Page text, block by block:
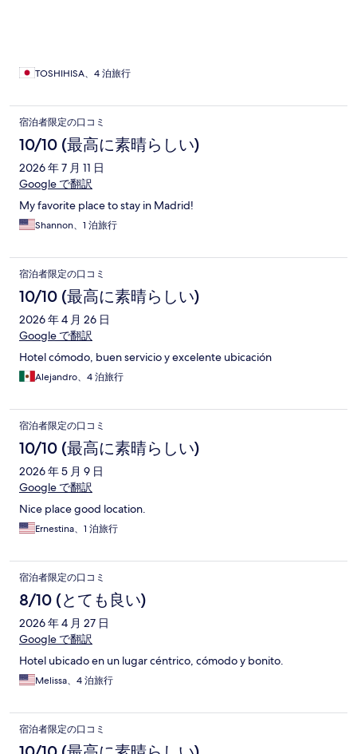
TOSHIHISA、4 泊旅行
宿泊者限定の口コミ
10/10 (最高に素晴らしい)
2026 年 7 月 11 日
Google で翻訳
My favorite place to stay in Madrid!
Shannon、1 泊旅行
宿泊者限定の口コミ
10/10 (最高に素晴らしい)
2026 年 4 月 26 日
Google で翻訳
Hotel cómodo, buen servicio y excelente ubicación
Alejandro、4 泊旅行
宿泊者限定の口コミ
10/10 (最高に素晴らしい)
2026 年 5 月 9 日
Google で翻訳
Nice place good location.
Ernestina、1 泊旅行
宿泊者限定の口コミ
8/10 (とても良い)
2026 年 4 月 27 日
Google で翻訳
Hotel ubicado en un lugar céntrico, cómodo y bonito.
Melissa、4 泊旅行
宿泊者限定の口コミ